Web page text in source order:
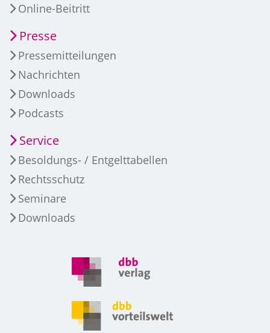
Online-Beitritt
Presse
Pressemitteilungen
Nachrichten
Downloads
Podcasts
Service
Besoldungs- / Entgelttabellen
Rechtsschutz
Seminare
Downloads